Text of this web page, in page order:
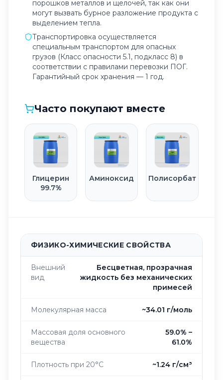
порошков металлов и щелочей, так как они
могут вызвать бурное разложение продукта с
выделением тепла.
Транспортировка осуществляется
специальным транспортом для опасных
грузов (Класс опасности 5.1, подкласс 8) в
соответствии с правилами перевозки ПОГ.
Гарантийный срок хранения — 1 год.
Часто покупают вместе
Глицерин
99.7%
Аминоксид Полисорбат
ФИЗИКО-ХИМИЧЕСКИЕ СВОЙСТВА
Внешний
вид
Бесцветная, прозрачная
жидкость без механических
примесей
Молекулярная масса ~34.01 г/моль
Массовая доля основного
вещества
59.0% –
61.0%
Плотность при 20°C ~1.24 г/см³